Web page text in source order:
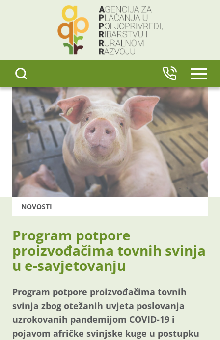
NOVOSTI
Program potpore
proizvođačima tovnih svinja
u e-savjetovanju
Program potpore proizvođačima tovnih
svinja zbog otežanih uvjeta poslovanja
uzrokovanih pandemijom COVID-19 i
pojavom afričke svinjske kuge u postupku